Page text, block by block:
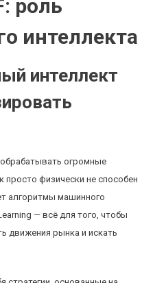
роль
интеллекта
интеллект
огромные
физически не способен
алгоритмы машинного
— всё для того, чтобы
движения рынка и искать